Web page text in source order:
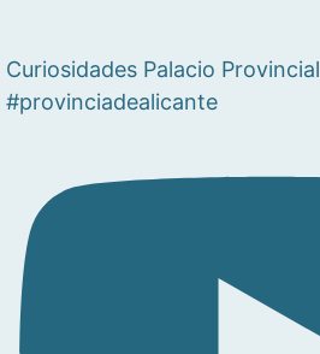
Curiosidades Palacio Provincial
#provinciadealicante